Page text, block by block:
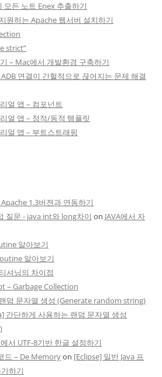
든 노트 Enex 추출하기
원하는 Apache 웹서버 설치하기
strict”
– Mac에서 개발환경 구축하기
연결이 간헐적으로 끊어지는 문제 해결
얼 앱 – 컴포넌트
얼 앱 – 정적/동적 템플릿
얼 앱 – 부트스트래핑
1.3버젼과 연동하기
질문 - java int와 long차이 on JAVA에서 자
알아보기
알아보기
셔닝의 차이점
– Garbage Collection
덤 문자열 생성 (Generate random string)
간단하게 사용하는 랜덤 문자열 생성
서 UTF-8기반 한글 설정하기
드 – De Memoryon [Eclipse] 일반 Java 프
하기